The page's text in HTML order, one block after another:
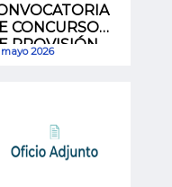
CONCURSO
PROVISIÓN
2026